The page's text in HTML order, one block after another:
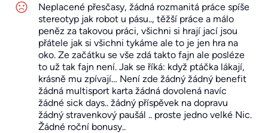
Neplacené přesčasy, žádná rozmanitá práce spíše
stereotyp jak robot u pásu.., těžší práce a málo
peněz za takovou práci, všichni si hrají jací jsou
přátele jak si všichni tykáme ale to je jen hra na
oko. Ze začátku se vše zdá takto fajn ale posléze
to už tak fajn není. Jak se říká: když ptáčka lákají,
krásně mu zpívají… Není zde žádný žádný benefit
žádná multisport karta žádná dovolená navíc
žádné sick days.. žádný příspěvek na dopravu
žádný stravenkový paušál .. proste jedno velké Nic.
Žádné roční bonusy..